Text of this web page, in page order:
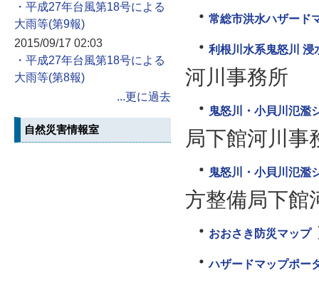
・平成27年台風第18号による
大雨等
2015/09/17 02:03
・平成27年台風第18号による
大雨等
...更に過去
自然災害情報室
常総市洪水ハザード
利根川水系鬼怒川 浸
河川事務所
鬼怒川・小貝川氾濫
局下館河川事
鬼怒川・小貝川氾
方整備局下館
おおさき防災マップ
ハザードマップポー